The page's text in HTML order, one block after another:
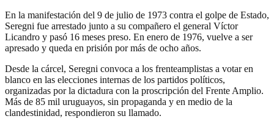
En la manifestación del 9 de julio de 1973 contra el golpe de Estado,
Seregni fue arrestado junto a su compañero el general Víctor
Licandro y pasó 16 meses preso. En enero de 1976, vuelve a ser
apresado y queda en prisión por más de ocho años.
Desde la cárcel, Seregni convoca a los frenteamplistas a votar en
blanco en las elecciones internas de los partidos políticos,
organizadas por la dictadura con la proscripción del Frente Amplio.
Más de 85 mil uruguayos, sin propaganda y en medio de la
clandestinidad, respondieron su llamado.